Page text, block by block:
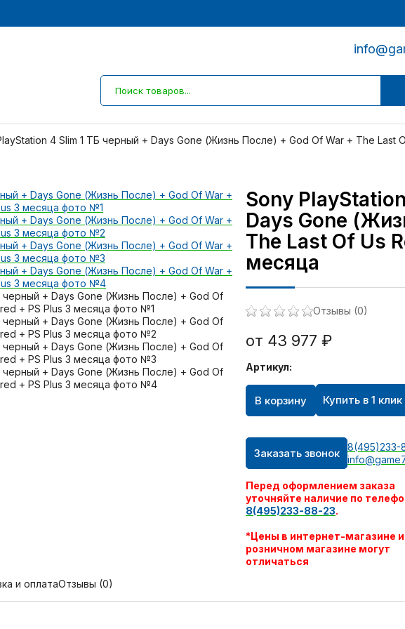
4 Slim 1 ТБ черный + Days Gone (Жизнь После) + God Of War + The Last
Sony
Days Gone
The Last Of Us
месяца
Отзывы (0)
от 43 977 ₽
Артикул:
В корзину Купить в 1 клик
Заказать звонок
8(495)233-
Перед оформлением заказа
уточняйте наличие по
8(495)233-88-23.
*Цены в интернет-магазине и
розничном магазине могут
отличаться
и оплатаОтзывы (0)